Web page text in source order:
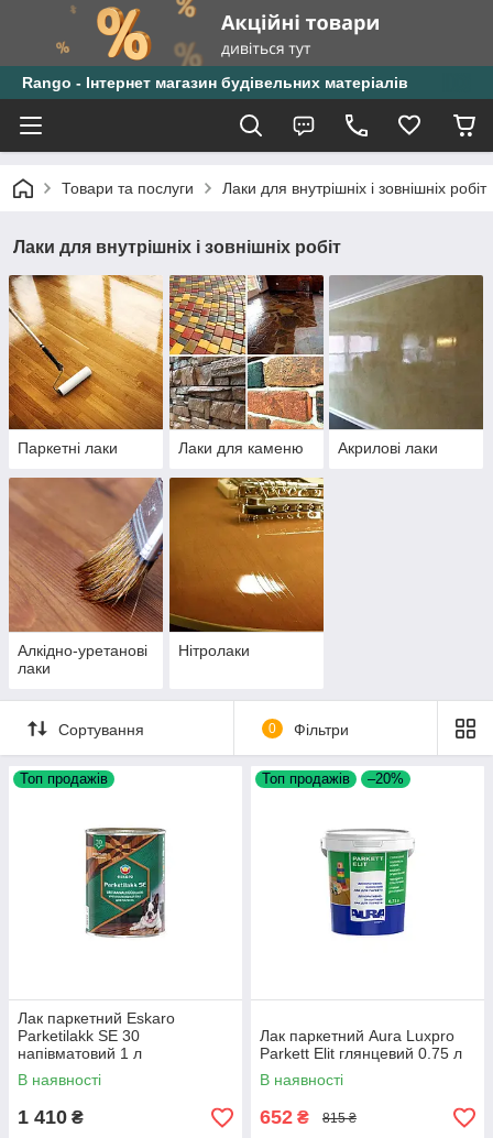
Rango - Інтернет магазин будівельних матеріалів
Товари та послуги Лаки для внутрішніх і зовнішніх робіт
Лаки для внутрішніх і зовнішніх робіт
Паркетні лаки Лаки для каменю Акрилові лаки
Алкідно-уретанові
лаки
Нітролаки
Сортування 0 Фільтри
Топ продажів
Лак паркетний Eskaro
Parketilakk SE 30
напівматовий 1 л
В наявності
1 410 ₴
Топ продажів –20%
Лак паркетний Aura Luxpro
Parkett Elit глянцевий 0.75 л
В наявності
652 ₴ 815 ₴